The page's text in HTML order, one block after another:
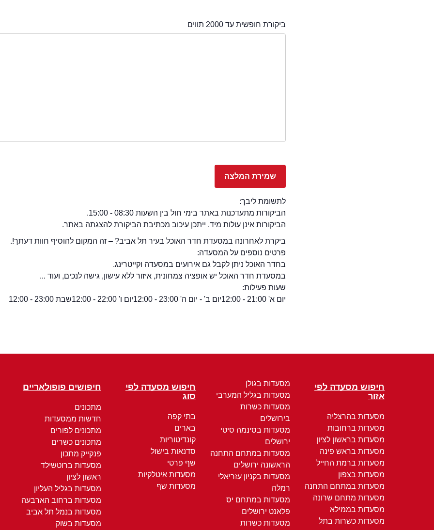
ביקורת חופשית עד 2000 תווים
לתשומת ליבך:
הביקורות מתעדכנות באתר בימי חול בין השעות 08:30 - 15:00.
הביקורות אינן עולות מיד. ייתכן עיכוב מכתיבת הביקורת להצגתה באתר.
ביקרת לאחרונה במסעדת חדר האוכל בעיר תל אביב? – זה המקום להוסיף חוות דעתך!.
פרטים נוספים על המסעדה:
בחדר האוכל ניתן לקבל גם אירועים במסעדה וקייטרינג.
במסעדת חדר האוכל יש אופציה צמחונית, איזור ללא עישון, גישה לנכים, ועוד ...
שעות פעילות:
יום א' 21:00 - 12:00
יום ב' - יום ה' 23:00 - 12:00 יום ו' 22:00 - 12:00 שבת 23:00 - 12:00
חיפוש מסעדה לפי
אזור
מסעדות בהרצליה
מסעדות ברחובות
מסעדות בראשון לציון
מסעדות בראש פינה
מסעדות ברמת החייל
מסעדות בצפון
מסעדות במתחם התחנה
מסעדות מתחם שרונה
מסעדות בממילא
מסעדות כשרות בתל
מסעדות בגולן
מסעדות בגליל המערבי
מסעדות כשרות
בירושלים
מסעדות בסינמה סיטי
ירושלים
מסעדות במתחם התחנה
הראשונה ירושלים
מסעדות בקניון עזריאלי
רמלה
מסעדות במתחם יס
פלאנט ירושלים
מסעדות כשרות
חיפוש מסעדה לפי
סוג
בתי קפה
בארים
קונדיטוריות
סדנאות בישול
שף פרטי
מסעדות איטלקיות
מסעדות שף
חיפושים פופולאריים
מתכונים
חדשות ממסעדות
מתכונים לפורים
מתכונים כשרים
פנקייק מתכון
מסעדות ברוטשילד
ראשון לציון
מסעדות בגליל העליון
מסעדות ברחוב הארבעה
מסעדות בנמל תל אביב
מסעדות בשוק